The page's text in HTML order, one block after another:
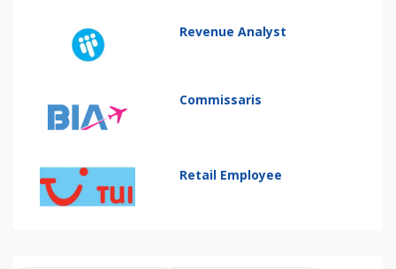
Revenue Analyst
Commissaris
Retail Employee